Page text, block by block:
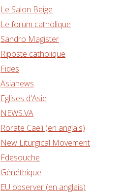
Le Salon Beige
Le forum catholique
Sandro Magister
Riposte catholique
Fides
Asianews
Eglises d'Asie
NEWS.VA
Rorate Caeli (en anglais)
New Liturgical Movement
Fdesouche
Gènéthique
EU observer (en anglais)